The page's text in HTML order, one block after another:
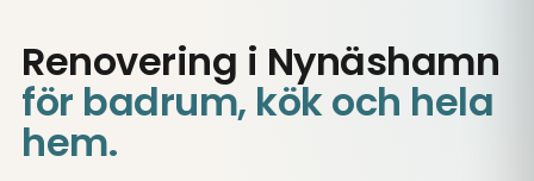
Renovering i Nynäshamn
för badrum, kök och hela
hem.